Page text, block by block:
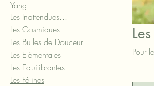
Yang
Les Inattendues...
Les Cosmiques
Les Bulles de Douceur
Les Elémentales
Les Equilibrantes
Les Félines
Pour